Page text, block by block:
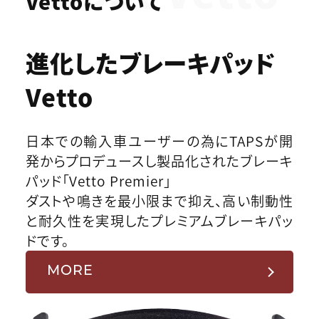
進化したブレーキパッド
Vetto
日本での輸入車ユーザーの為にTAPSが開
発からプロデュースし製品化されたブレーキ
パッド「Vetto Premier」
ダストや鳴きを最小限まで抑え、高い制動性
と耐久性を実現したプレミアムブレーキパッ
ドです。
MORE